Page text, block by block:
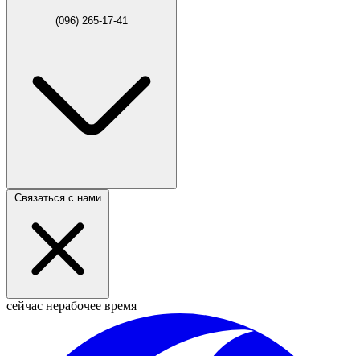
(096) 265-17-41
Связаться с нами
сейчас нерабочее время